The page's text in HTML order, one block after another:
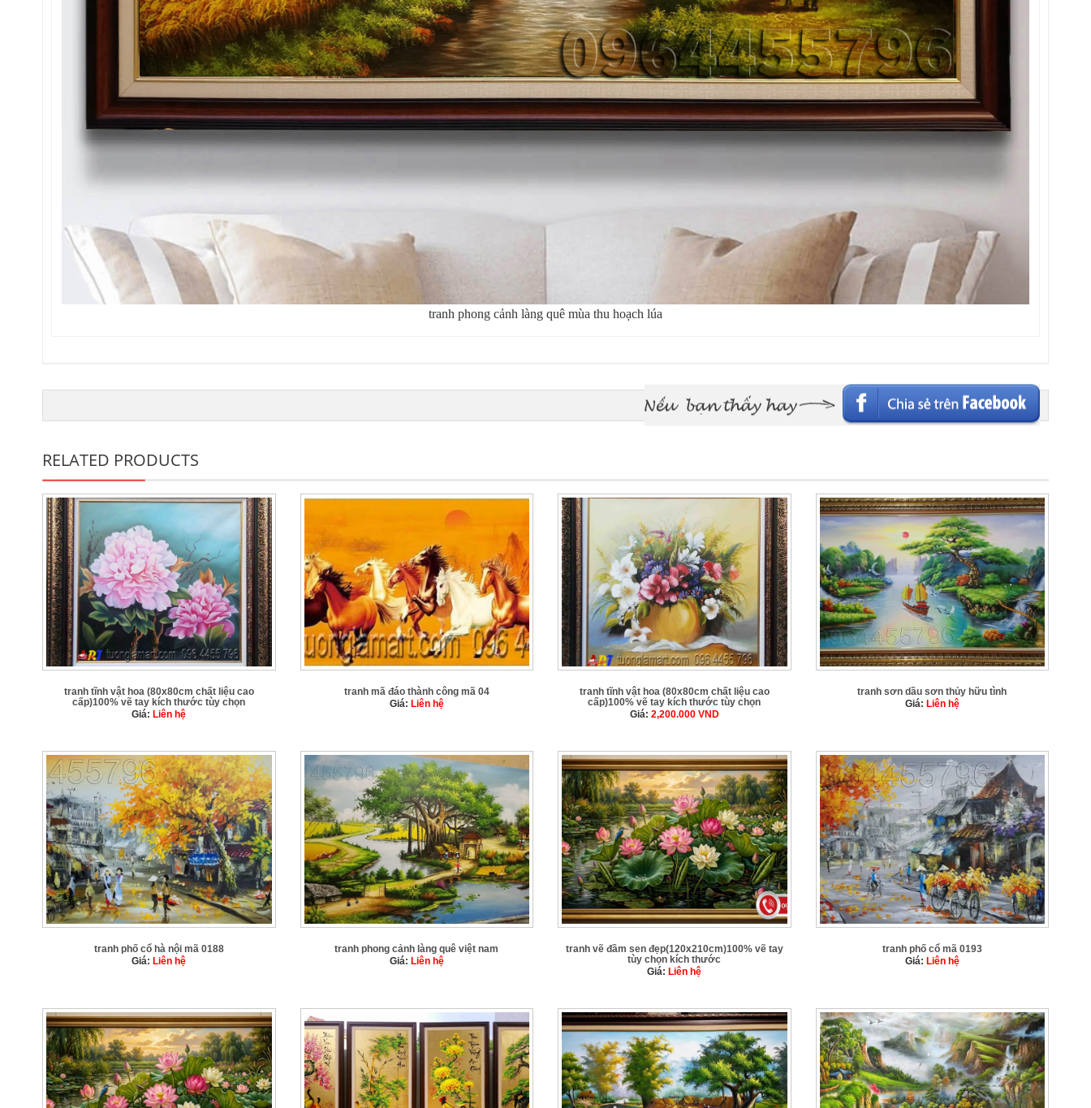
tranh phong cảnh làng quê mùa thu hoạch lúa
RELATED PRODUCTS
tranh tĩnh vật hoa (80x80cm chất liệu cao
cấp)100% vẽ tay kích thước tùy chọn
Giá:Liên hệ
tranh mã đáo thành công mã 04
Giá: Liên hệ
tranh tĩnh vật hoa (80x80cm chất liệu cao
cấp)100% vẽ tay kích thước tùy chọn
Giá: 2,200.000 VND
tranh sơn dầu sơn thủy hữu tình
Giá: Liên hệ
tranh phố cổ hà nội mã 0188
Giá:Liên hệ
tranh phong cảnh làng quê việt nam
Giá: Liên hệ
tranh vẽ đầm sen đẹp(120x210cm)100% vẽ tay
tùy chọn kích thước
Giá:Liên hệ
tranh phố cổ mã 0193
Giá: Liên hệ